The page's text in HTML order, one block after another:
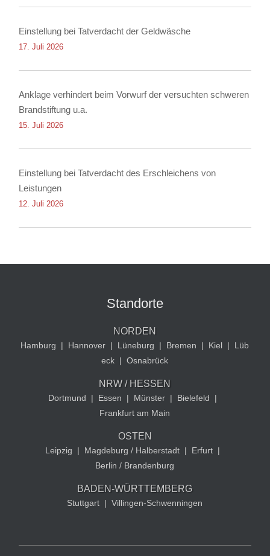
Einstellung bei Tatverdacht der Geldwäsche
17. Juli 2026
Anklage verhindert beim Vorwurf der versuchten schweren
Brandstiftung u.a.
15. Juli 2026
Einstellung bei Tatverdacht des Erschleichens von
Leistungen
12. Juli 2026
Standorte
NORDEN
Hamburg | Hannover | Lüneburg | Bremen | Kiel |
Lüb
eck | Osnabrück
NRW / HESSEN
Dortmund | Essen | Münster | Bielefeld
|
Frankfurt am Main
OSTEN
Leipzig | Magdeburg / Halberstadt | Erfurt |
Berlin / Brandenburg
BADEN-WÜRTTEMBERG
Stuttgart | Villingen-Schwenningen